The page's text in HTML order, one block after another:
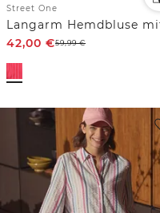
Street One
42,00 €59,99€